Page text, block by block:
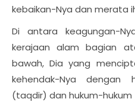
kebaikan-Nya dan merata
Di antara keagungan-
kerajaan alam bagian
bawah, Dia yang
kehendak-Nya dengan
(taqdir) dan hukum-